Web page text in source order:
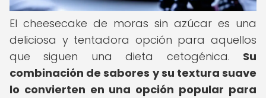
El cheesecake de moras sin azúcar es una
deliciosa y tentadora opción para aquellos
que siguen una dieta cetogénica. Su
combinación de sabores y su textura suave
lo convierten en una opción popular para